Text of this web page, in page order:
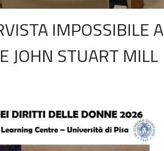
IMPOSSIBILE A
JOHN STUART MILL